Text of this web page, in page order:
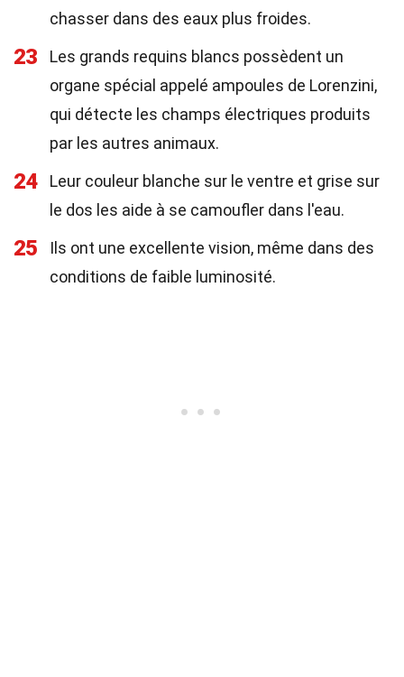
chasser dans des eaux plus froides.
23
Les grands requins blancs possèdent un
organe spécial appelé ampoules de Lorenzini,
qui détecte les champs électriques produits
par les autres animaux.
24
Leur couleur blanche sur le ventre et grise sur
le dos les aide à se camoufler dans l'eau.
25
Ils ont une excellente vision, même dans des
conditions de faible luminosité.